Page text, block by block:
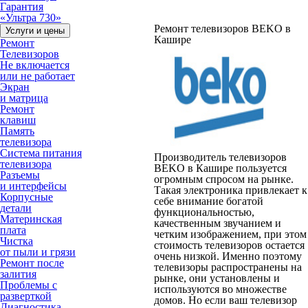
Гарантия
«Ультра 730»
Услуги и цены
Ремонт
Телевизоров
Не включается
или не работает
Экран
и матрица
Ремонт
клавиш
Память
телевизора
Система питания
телевизора
Разъемы
и интерфейсы
Корпусные
детали
Материнская
плата
Чистка
от пыли и грязи
Ремонт после
залития
Проблемы с
разверткой
Ремонт телевизоров BEKO в
Кашире
Производитель телевизоров
BEKO в Кашире пользуется
огромным спросом на рынке.
Такая электроника привлекает к
себе внимание богатой
функциональностью,
качественным звучанием и
четким изображением, при этом
стоимость телевизоров остается
очень низкой. Именно поэтому
телевизоры распространены на
рынке, они установлены и
используются во множестве
домов. Но если ваш телевизор